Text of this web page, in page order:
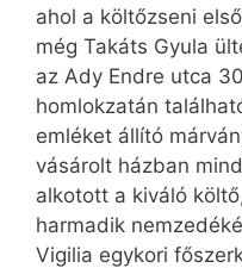
ahol a költőzseni
még Takáts Gyula
az Ady Endre utca
homlokzatán
emléket állító
vásárolt házban
alkotott a kiváló
harmadik
Vigilia egykori